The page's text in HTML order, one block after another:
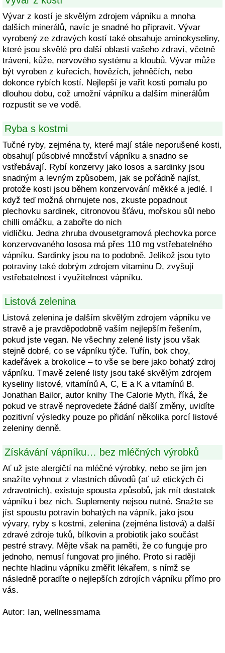
Vývar z kostí je skvělým zdrojem vápníku a mnoha
dalších minerálů, navíc je snadné ho připravit. Vývar
vyrobený ze zdravých kostí také obsahuje aminokyseliny,
které jsou skvělé pro další oblasti vašeho zdraví, včetně
trávení, kůže, nervového systému a kloubů. Vývar může
být vyroben z kuřecích, hovězích, jehněčích, nebo
dokonce rybích kostí. Nejlepší je vařit kosti pomalu po
dlouhou dobu, což umožní vápníku a dalším minerálům
rozpustit se ve vodě.
Ryba s kostmi
Tučné ryby, zejména ty, které mají stále neporušené kosti,
obsahují působivé množství vápníku a snadno se
vstřebávají. Rybí konzervy jako losos a sardinky jsou
snadným a levným způsobem, jak se pořádně najíst,
protože kosti jsou během konzervování měkké a jedlé. I
když teď možná ohrnujete nos, zkuste popadnout
plechovku sardinek, citronovou šťávu, mořskou sůl nebo
chilli omáčku, a zabořte do nich
vidličku. Jedna zhruba dvousetgramová plechovka porce
konzervovaného lososa má přes 110 mg vstřebatelného
vápníku. Sardinky jsou na to podobně. Jelikož jsou tyto
potraviny také dobrým zdrojem vitaminu D, zvyšují
vstřebatelnost i využitelnost vápníku.
Listová zelenina
Listová zelenina je dalším skvělým zdrojem vápníku ve
stravě a je pravděpodobně vaším nejlepším řešením,
pokud jste vegan. Ne všechny zelené listy jsou však
stejně dobré, co se vápníku týče. Tuřín, bok choy,
kadeřávek a brokolice – to vše se bere jako bohatý zdroj
vápníku. Tmavě zelené listy jsou také skvělým zdrojem
kyseliny listové, vitamínů A, C, E a K a vitamínů B.
Jonathan Bailor, autor knihy The Calorie Myth, říká, že
pokud ve stravě neprovedete žádné další změny, uvidíte
pozitivní výsledky pouze po přidání několika porcí listové
zeleniny denně.
Získávání vápníku… bez mléčných výrobků
Ať už jste alergičtí na mléčné výrobky, nebo se jim jen
snažíte vyhnout z vlastních důvodů (ať už etických či
zdravotních), existuje spousta způsobů, jak mít dostatek
vápníku i bez nich. Suplementy nejsou nutné. Snažte se
jíst spoustu potravin bohatých na vápník, jako jsou
vývary, ryby s kostmi, zelenina (zejména listová) a další
zdravé zdroje tuků, bílkovin a probiotik jako součást
pestré stravy. Mějte však na paměti, že co funguje pro
jednoho, nemusí fungovat pro jiného. Proto si raději
nechte hladinu vápníku změřit lékařem, s nímž se
následně poradíte o nejlepších zdrojích vápníku přímo pro
vás.
Autor: Ian, wellnessmama